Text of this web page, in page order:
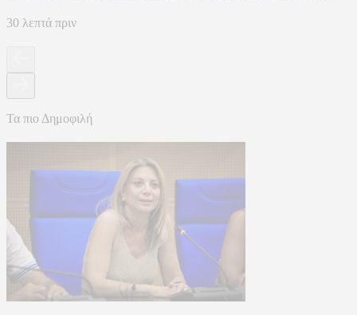
30 λεπτά πριν
Τα πιο Δημοφιλή